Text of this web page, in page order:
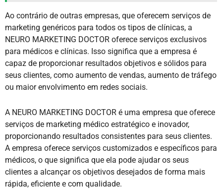
Ao contrário de outras empresas, que oferecem serviços de
marketing genéricos para todos os tipos de clínicas, a
NEURO MARKETING DOCTOR oferece serviços exclusivos
para médicos e clínicas. Isso significa que a empresa é
capaz de proporcionar resultados objetivos e sólidos para
seus clientes, como aumento de vendas, aumento de tráfego
ou maior envolvimento em redes sociais.
A NEURO MARKETING DOCTOR é uma empresa que oferece
serviços de marketing médico estratégico e inovador,
proporcionando resultados consistentes para seus clientes.
A empresa oferece serviços customizados e específicos para
médicos, o que significa que ela pode ajudar os seus
clientes a alcançar os objetivos desejados de forma mais
rápida, eficiente e com qualidade.